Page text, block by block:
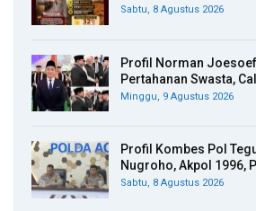
Sabtu, 8 Agustus 2026
Profil Norman
Pertahanan Swasta,
Minggu, 9 Agustus 2026
Profil Kombes Pol
Nugroho, Akpol 1996,
Sabtu, 8 Agustus 2026